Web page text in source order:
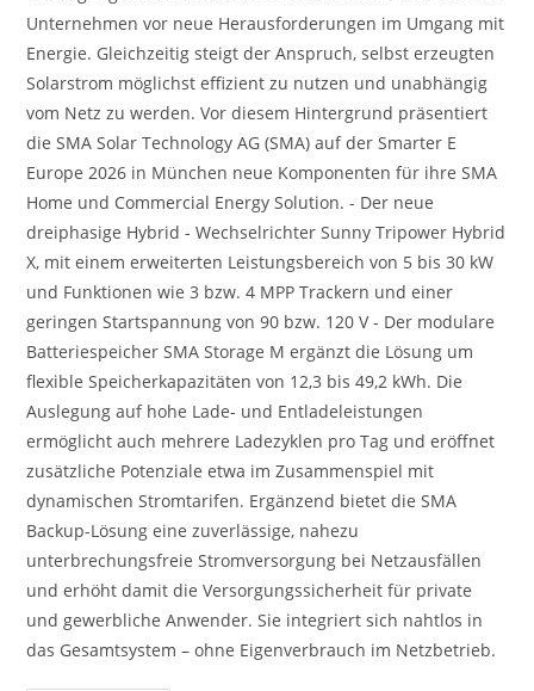
Unternehmen vor neue Herausforderungen im Umgang mit
Energie. Gleichzeitig steigt der Anspruch, selbst erzeugten
Solarstrom möglichst effizient zu nutzen und unabhängig
vom Netz zu werden. Vor diesem Hintergrund präsentiert
die SMA Solar Technology AG (SMA) auf der Smarter E
Europe 2026 in München neue Komponenten für ihre SMA
Home und Commercial Energy Solution. - Der neue
dreiphasige Hybrid - Wechselrichter Sunny Tripower Hybrid
X, mit einem erweiterten Leistungsbereich von 5 bis 30 kW
und Funktionen wie 3 bzw. 4 MPP Trackern und einer
geringen Startspannung von 90 bzw. 120 V - Der modulare
Batteriespeicher SMA Storage M ergänzt die Lösung um
flexible Speicherkapazitäten von 12,3 bis 49,2 kWh. Die
Auslegung auf hohe Lade- und Entladeleistungen
ermöglicht auch mehrere Ladezyklen pro Tag und eröffnet
zusätzliche Potenziale etwa im Zusammenspiel mit
dynamischen Stromtarifen. Ergänzend bietet die SMA
Backup-Lösung eine zuverlässige, nahezu
unterbrechungsfreie Stromversorgung bei Netzausfällen
und erhöht damit die Versorgungssicherheit für private
und gewerbliche Anwender. Sie integriert sich nahtlos in
das Gesamtsystem – ohne Eigenverbrauch im Netzbetrieb.